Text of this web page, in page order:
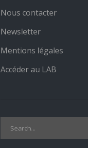
Nous contacter
Newsletter
Mentions légales
Accéder au LAB
for: